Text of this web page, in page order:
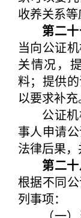
收养关系等
第二
当向公证
关情况，
料；提供
以要求补充
公证机
事人申请
法律后果，
第二
根据不同
列事项：